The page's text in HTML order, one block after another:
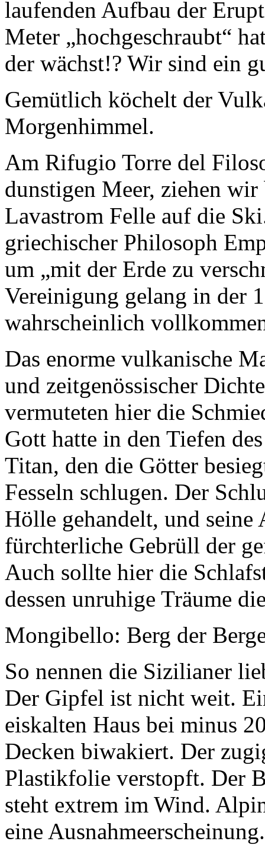
laufenden Aufbau der
Meter „hochgeschraubt“
der wächst!? Wir sind ein
Gemütlich köchelt der
Morgenhimmel.
Am Rifugio Torre del
dunstigen Meer, ziehen
Lavastrom Felle auf die
griechischer Philosoph
um „mit der Erde zu
Vereinigung gelang in der
wahrscheinlich
Das enorme vulkanische
und zeitgenössischer
vermuteten hier die
Gott hatte in den Tiefen
Titan, den die Götter
Fesseln schlugen. Der
Hölle gehandelt, und seine
fürchterliche Gebrüll der
Auch sollte hier die
dessen unruhige Träume
Mongibello: Berg der
So nennen die Sizilianer
Der Gipfel ist nicht weit.
eiskalten Haus bei minus
Decken biwakiert. Der
Plastikfolie verstopft. Der
steht extrem im Wind.
eine Ausnahmeerscheinung.